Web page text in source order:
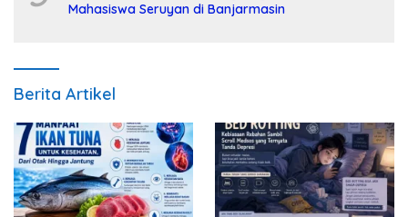
Mahasiswa Seruyan di Banjarmasin
Berita Artikel